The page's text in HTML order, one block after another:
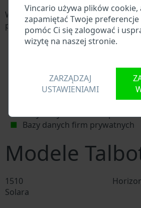
Vincario używa plików cookie,
zapamiętać Twoje
pomóc Ci się zalogować i
wizytę na naszej stronie.
ZARZĄDZAJ
USTAWIENIAMI
Wszystkie bazy danych w branży
przeszukują VIN:
Baza danych producenta
Baza danych importerów/
Baza danych warsztatów
części zamiennych
Krajowe bazy danych
Bazy danych firm prywatnych
Modele
1510
Solara